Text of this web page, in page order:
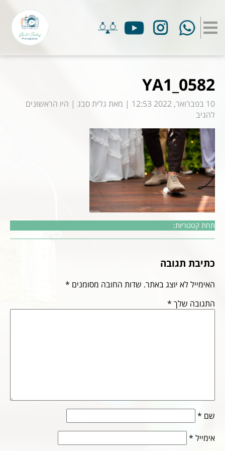
YA1_0582
10 בפברואר, 2022 12:53 | מאת גלית סבג | היו הראשונים
להגיב
תחת קטגוריות:
כתיבת תגובה
האימייל לא יוצג באתר. שדות החובה מסומנים *
התגובה שלך *
שם *
אימייל *